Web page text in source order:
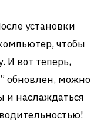
установки
чтобы
И вот теперь,
обновлен, можно
и наслаждаться